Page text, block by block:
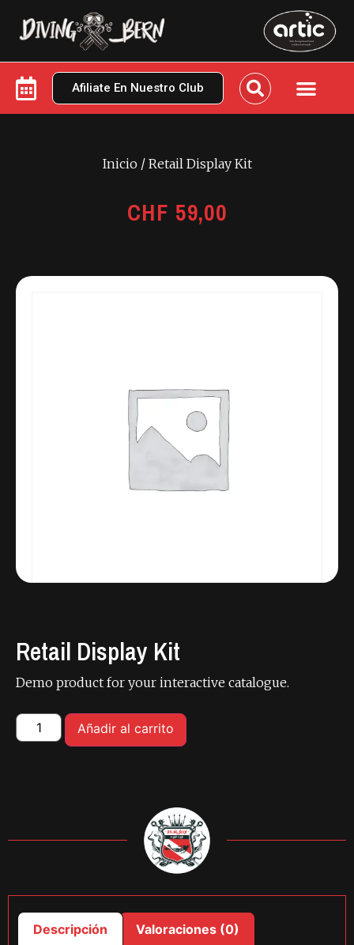
Afiliate En Nuestro Club
Inicio / Retail Display Kit
CHF 59,00
Retail Display Kit
Demo product for your interactive catalogue.
Añadir al carrito
Descripción Valoraciones (0)